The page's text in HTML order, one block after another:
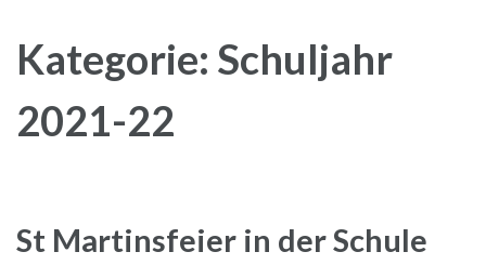
Kategorie: Schuljahr
2021-22
St Martinsfeier in der Schule